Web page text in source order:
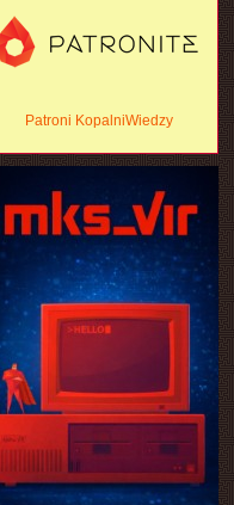
Patroni KopalniWiedzy